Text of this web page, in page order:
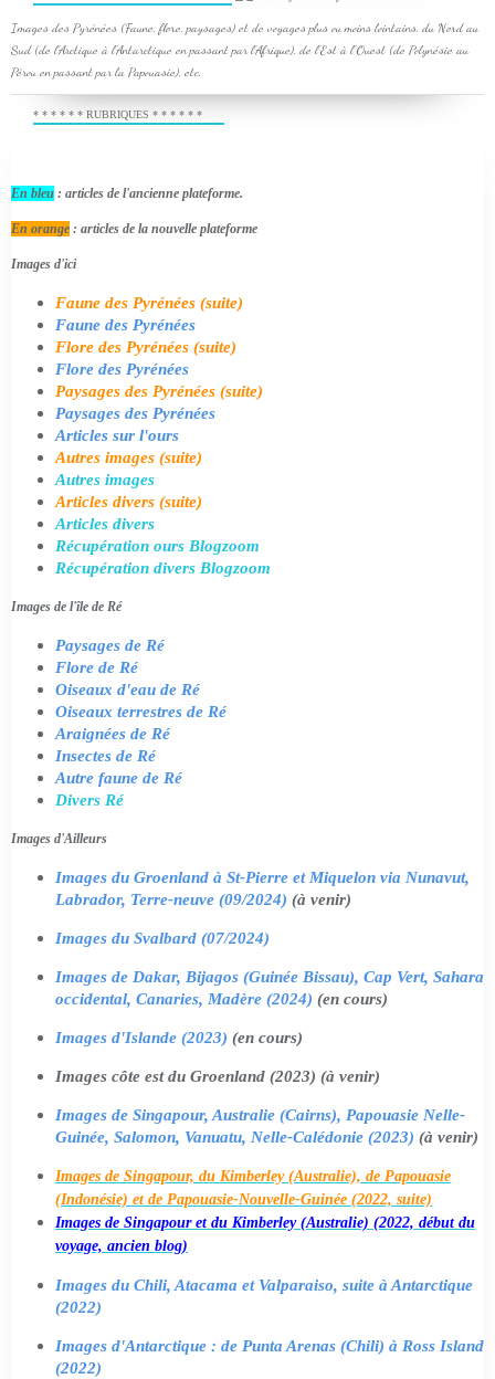
Images des Pyrénées (Faune, flore, paysages) et de voyages plus ou moins lointains, du Nord au
Sud (de l'Arctique à l'Antarctique en passant par l'Afrique), de l'Est à l'Ouest (de Polynésie au
Pérou en passant par la Papouasie), etc.
* * * * * * RUBRIQUES * * * * * *
En bleu : articles de l'ancienne plateforme.
En orange : articles de la nouvelle plateforme
Images d'ici
Faune des Pyrénées (suite)
Faune des Pyrénées
Flore des Pyrénées (suite)
Flore des Pyrénées
Paysages des Pyrénées (suite)
Paysages des Pyrénées
Articles sur l'ours
Autres images (suite)
Autres images
Articles divers (suite)
Articles divers
Récupération ours Blogzoom
Récupération divers Blogzoom
Images de l'île de Ré
Paysages de Ré
Flore de Ré
Oiseaux d'eau de Ré
Oiseaux terrestres de Ré
Araignées de Ré
Insectes de Ré
Autre faune de Ré
Divers Ré
Images d'Ailleurs
Images du Groenland à St-Pierre et Miquelon via Nunavut,
Labrador, Terre-neuve (09/2024) (à venir)
Images du Svalbard (07/2024)
Images de Dakar, Bijagos (Guinée Bissau), Cap Vert, Sahara
occidental, Canaries, Madère (2024) (en cours)
Images d'Islande (2023) (en cours)
Images côte est du Groenland (2023) (à venir)
Images de Singapour, Australie (Cairns), Papouasie Nelle-
Guinée, Salomon, Vanuatu, Nelle-Calédonie (2023) (à venir)
Images de Singapour, du Kimberley (Australie), de Papouasie
(Indonésie) et de Papouasie-Nouvelle-Guinée (2022, suite)
Images de Singapour et du Kimberley (Australie) (2022, début du
voyage, ancien blog)
Images du Chili, Atacama et Valparaiso, suite à Antarctique
(2022)
Images d'Antarctique : de Punta Arenas (Chili) à Ross Island
(2022)